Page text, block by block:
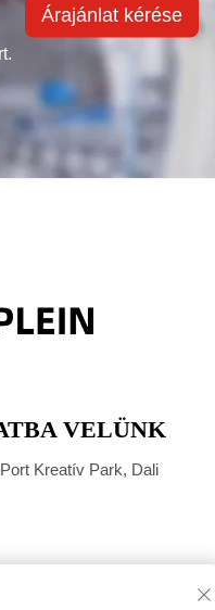
Árajánlat kérése
VELÜNK
Kreatív Park, Dali